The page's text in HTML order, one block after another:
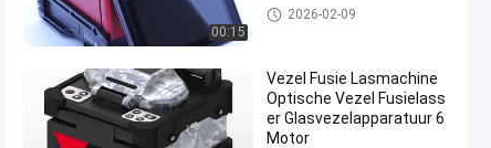
00:15
Vezel Optisch Hulpmiddelen e
n Materiaal
2026-02-09
Vezel Fusie Lasmachine
Optische Vezel Fusielass
er Glasvezelapparatuur 6
Motor